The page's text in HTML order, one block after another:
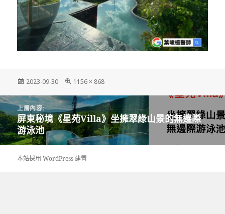
發
日
期:
2023-09-30
完
尺
寸
1156 × 868
文
章
導
覽
上層內容:
屏東秘境《星苑Villa》坐擁翠綠山景的無邊際
游泳池
本站採用 WordPress 建置